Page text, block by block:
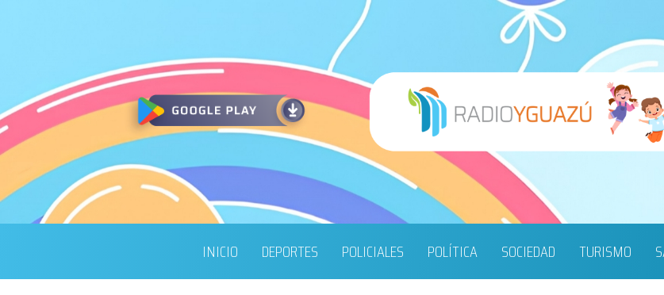
INICIO DEPORTES POLICIALES POLÍTICA SOCIEDAD TURISMO